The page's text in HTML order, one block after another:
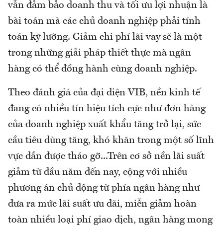
vẫn đảm bảo doanh thu và tối ưu lợi nhuận là
bài toán mà các chủ doanh nghiệp phải tính
toán kỹ lưỡng. Giảm chi phí lãi vay sẽ là một
trong những giải pháp thiết thực mà ngân
hàng có thể đồng hành cùng doanh nghiệp.
Theo đánh giá của đại diện VIB, nền kinh tế
đang có nhiều tín hiệu tích cực như đơn hàng
của doanh nghiệp xuất khẩu tăng trở lại, sức
cầu tiêu dùng tăng, khó khăn trong một số lĩnh
vực dần được tháo gỡ...Trên cơ sở nền lãi suất
giảm từ đầu năm đến nay, cộng với nhiều
phương án chủ động từ phía ngân hàng như
đưa ra mức lãi suất ưu đãi, miễn giảm hoàn
toàn nhiều loại phí giao dịch, ngân hàng mong